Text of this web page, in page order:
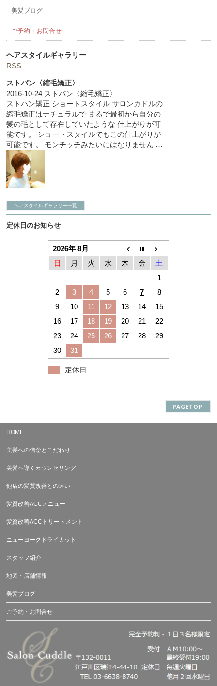
美髪ブログ
ご予約・お問合せ
ヘアスタイルギャラリー
RSS
ストパン〈縮毛矯正〉
2016-10-24 ストパン〈縮毛矯正〉
ストパン矯正 ショートスタイル サロンカドルの
縮毛矯正はナチュラルで まるで最初から自分の
髪の毛として存在していたような 仕上がりが可
能です。 ショートスタイルでもこの仕上がりが
可能です。 モンチッチみたいにはなりません …
ヘアスタイルギャラリー一覧
定休日のお知らせ
2026年 8月
日
月 火 水 木 金
土
1
2
3 4 5 6 7
8
9
10 11 12 13 14
15
16
17 18 19 20 21
22
23
24 25 26 27 28
29
30
31
定休日
PAGETOP
HOME
美髪への信念とこだわり
美髪へ導くカウンセリング
他店の髪質改善との違い
髪質改善ACCメニュー
髪質改善ACCトリートメント
ニューヨークドライカット
スタッフ紹介
地図・店舗情報
美髪ブログ
ご予約・お問合せ